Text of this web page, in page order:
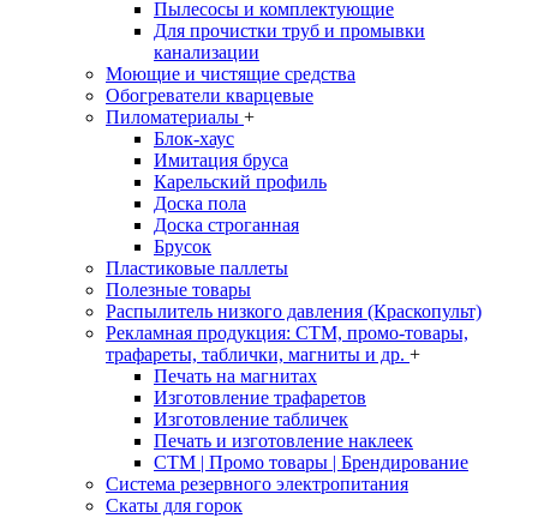
Пылесосы и комплектующие
Для прочистки труб и промывки
канализации
Моющие и чистящие средства
Обогреватели кварцевые
Пиломатериалы +
Блок-хаус
Имитация бруса
Карельский профиль
Доска пола
Доска строганная
Брусок
Пластиковые паллеты
Полезные товары
Распылитель низкого давления (Краскопульт)
Рекламная продукция: CTM, промо-товары,
трафареты, таблички, магниты и др. +
Печать на магнитах
Изготовление трафаретов
Изготовление табличек
Печать и изготовление наклеек
CTM | Промо товары | Брендирование
Система резервного электропитания
Скаты для горок